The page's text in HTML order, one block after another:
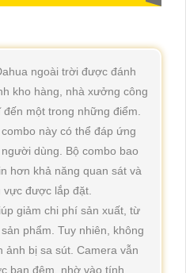
ngoài trời được đánh
kho hàng, nhà xưởng công
một trong những điểm.
này có thể đáp ứng
dùng. Bộ combo bao
hơn khả năng quan sát và
được lắp đặt.
giảm chi phí sản xuất, từ
phẩm. Tuy nhiên, không
bị sa sút. Camera vẫn
ban đêm, nhờ vào tính